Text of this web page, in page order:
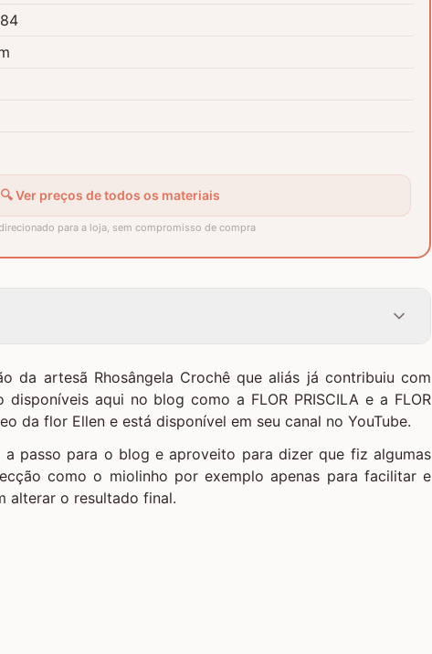
🔍 Ver preços de todos os materiais
para a loja, sem compromisso de compra
da artesã Rhosângela Crochê que aliás já contribuiu com
disponíveis aqui no blog como a FLOR PRISCILA e a FLOR
da flor Ellen e está disponível em seu canal no YouTube.
passo para o blog e aproveito para dizer que fiz algumas
como o miolinho por exemplo apenas para facilitar e
alterar o resultado final.